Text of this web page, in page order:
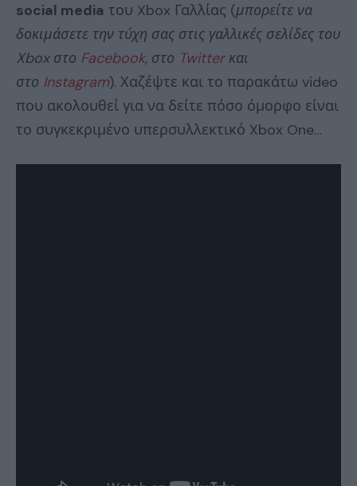
social media του Xbox Γαλλίας (μπορείτε να
δοκιμάσετε την τύχη σας στις γαλλικές σελίδες του
Xbox στο Facebook, στο Twitterκαι
στο Instagram). Χαζέψτε και το παρακάτω video
που ακολουθεί για να δείτε πόσο όμορφο είναι
το συγκεκριμένο υπερσυλλεκτικό Xbox One…